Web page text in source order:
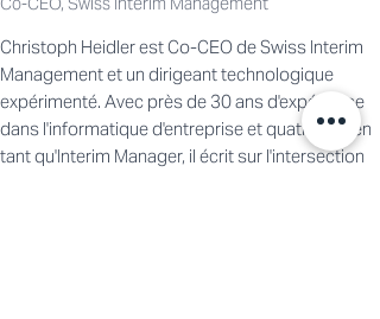
Christoph Heidler est Co-CEO de Swiss Interim
Management et un dirigeant technologique
expérimenté. Avec près de 30 ans d'expérience
dans l'informatique d'entreprise et quatre ans en
tant qu'Interim Manager, il écrit sur l'intersection